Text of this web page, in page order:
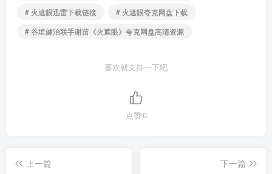
# 火遮眼迅雷下载链接
# 火遮眼夸克网盘下载
# 谷垣健治联手谢苗《火遮眼》夸克网盘高清资源
喜欢就支持一下吧
点赞0
上一篇
下一篇